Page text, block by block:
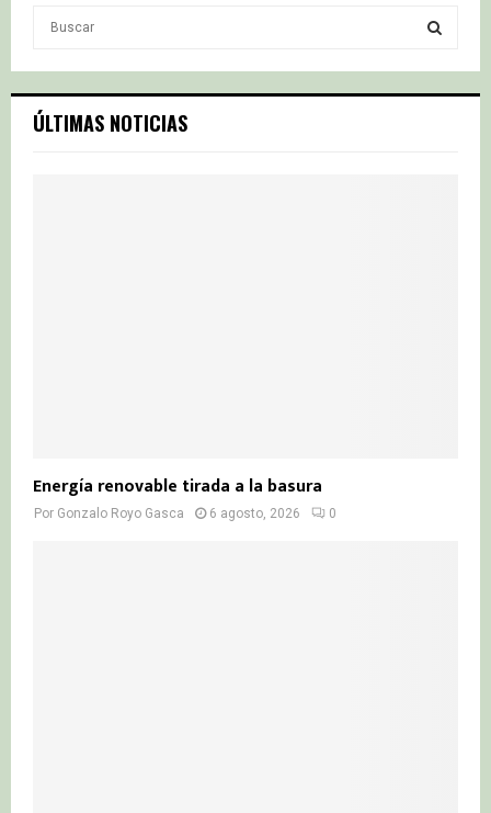
c
h
S
ÚLTIMAS NOTICIAS
Energía renovable tirada a la basura
Por Gonzalo Royo Gasca 6 agosto, 2026 0